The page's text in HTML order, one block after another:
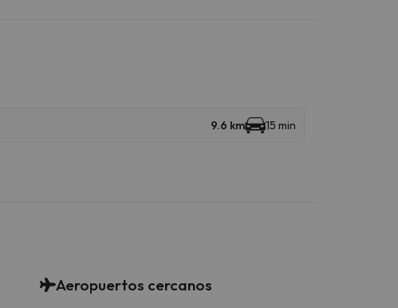
9.6 km 15 min
Aeropuertos cercanos